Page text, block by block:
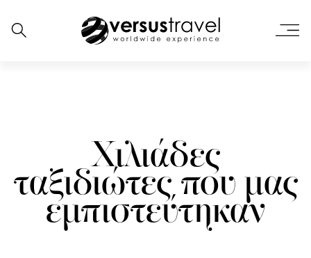
Χιλιάδες
ταξιδιώτες που μας
εμπιστεύτηκαν